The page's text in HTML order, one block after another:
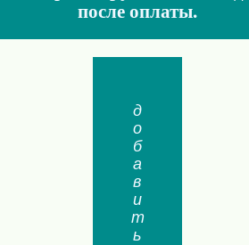
после оплаты.
добавить